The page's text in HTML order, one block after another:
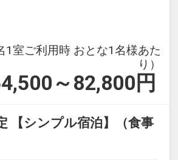
1室ご利用時 おとな1名様あた
り）
～82,800 円
【シンプル宿泊】（食事